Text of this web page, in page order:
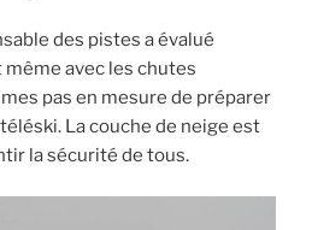
des pistes a évalué
même avec les chutes
pas en mesure de préparer
La couche de neige est
la sécurité de tous.